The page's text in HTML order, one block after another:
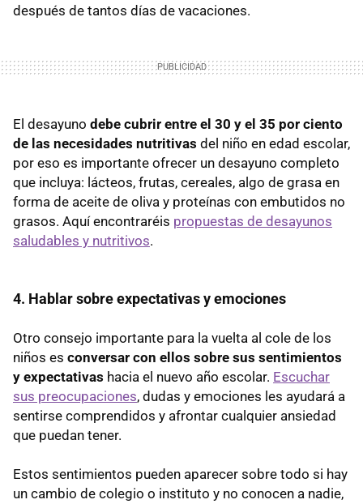
después de tantos días de vacaciones.
El desayuno debe cubrir entre el 30 y el 35 por ciento
de las necesidades nutritivas del niño en edad escolar,
por eso es importante ofrecer un desayuno completo
que incluya: lácteos, frutas, cereales, algo de grasa en
forma de aceite de oliva y proteínas con embutidos no
grasos. Aquí encontraréis propuestas de desayunos
saludables y nutritivos.
4. Hablar sobre expectativas y emociones
Otro consejo importante para la vuelta al cole de los
niños es conversar con ellos sobre sus sentimientos
y expectativas hacia el nuevo año escolar. Escuchar
sus preocupaciones, dudas y emociones les ayudará a
sentirse comprendidos y afrontar cualquier ansiedad
que puedan tener.
Estos sentimientos pueden aparecer sobre todo si hay
un cambio de colegio o instituto y no conocen a nadie,